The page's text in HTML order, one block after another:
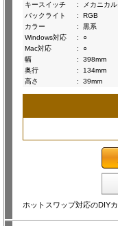
キースイッチ
:
メカニカ
バックライト
:
RGB
カラー
:
黒系
Windows対応
:
○
Mac対応
:
○
幅
:
398mm
奥行
:
134mm
高さ
: 39mm
ホットスワップ対応のDIY